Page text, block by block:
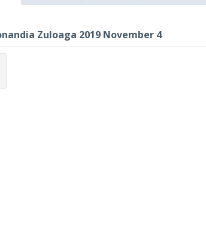
Zuloaga 2019 November 4